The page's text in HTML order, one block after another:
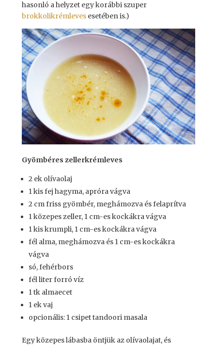
hasonló a helyzet egy korábbi szuper
brokkolikrémleves esetében is.)
Gyömbéres zellerkrémleves
2 ek olívaolaj
1 kis fej hagyma, apróra vágva
2 cm friss gyömbér, meghámozva és felaprítva
1 közepes zeller, 1 cm-es kockákra vágva
1 kis krumpli, 1 cm-es kockákra vágva
fél alma, meghámozva és 1 cm-es kockákra
vágva
só, fehérbors
fél liter forró víz
1 tk almaecet
1 ek vaj
opcionális: 1 csipet tandoori masala
Egy közepes lábasba öntjük az olívaolajat, és